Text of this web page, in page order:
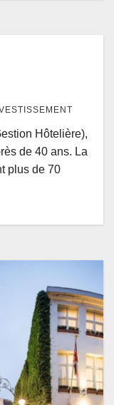
Hôtelière),
de 40 ans. La
plus de 70